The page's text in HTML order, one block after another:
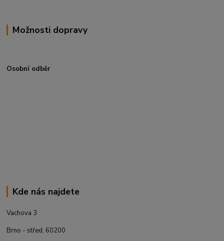
Možnosti dopravy
Osobní odběr
Kde nás najdete
Vachova 3
Brno - střed, 60200